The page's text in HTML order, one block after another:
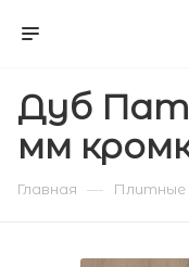
Дуб
мм
Главная —